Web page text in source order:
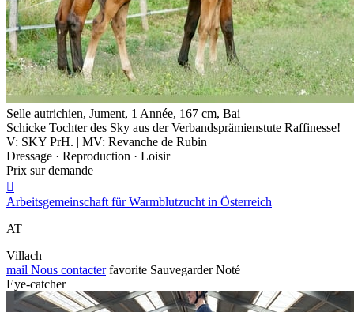
Selle autrichien, Jument, 1 Année, 167 cm, Bai
Schicke Tochter des Sky aus der Verbandsprämienstute Raffinesse!
V: SKY PrH. | MV: Revanche de Rubin
Dressage · Reproduction · Loisir
Prix sur demande

Arbeitsgemeinschaft für Warmblutzucht in Österreich
AT
Villach
mail Nous contacter favorite Sauvegarder Noté
Eye-catcher